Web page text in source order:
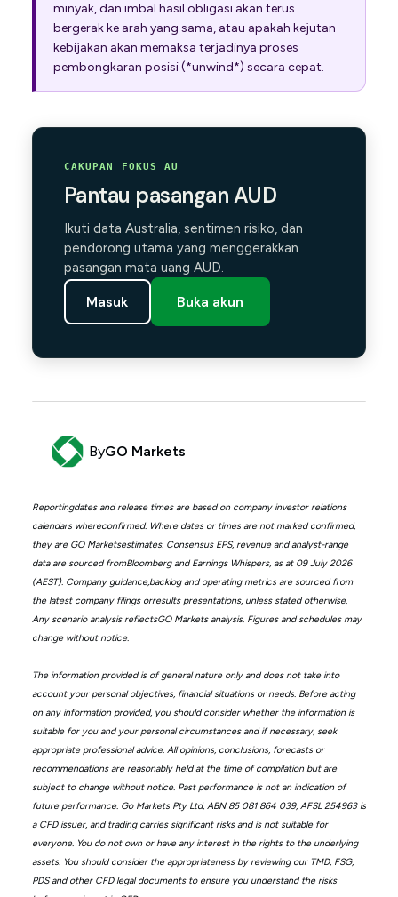
minyak, dan imbal hasil obligasi akan terus
bergerak ke arah yang sama, atau apakah kejutan
kebijakan akan memaksa terjadinya proses
pembongkaran posisi (*unwind*) secara cepat.
CAKUPAN FOKUS AU
Pantau pasangan AUD
Ikuti data Australia, sentimen risiko, dan
pendorong utama yang menggerakkan
pasangan mata uang AUD.
Masuk Buka akun
ByGO Markets
Reportingdates and release times are based on company investor relations
calendars whereconfirmed. Where dates or times are not marked confirmed,
they are GO Marketsestimates. Consensus EPS, revenue and analyst-range
data are sourced fromBloomberg and Earnings Whispers, as at 09 July 2026
(AEST). Company guidance,backlog and operating metrics are sourced from
the latest company filings orresults presentations, unless stated otherwise.
Any scenario analysis reflectsGO Markets analysis. Figures and schedules may
change without notice.
The information provided is of general nature only and does not take into
account your personal objectives, financial situations or needs. Before acting
on any information provided, you should consider whether the information is
suitable for you and your personal circumstances and if necessary, seek
appropriate professional advice. All opinions, conclusions, forecasts or
recommendations are reasonably held at the time of compilation but are
subject to change without notice. Past performance is not an indication of
future performance. Go Markets Pty Ltd, ABN 85 081 864 039, AFSL 254963 is
a CFD issuer, and trading carries significant risks and is not suitable for
everyone. You do not own or have any interest in the rights to the underlying
assets. You should consider the appropriateness by reviewing our TMD, FSG,
PDS and other CFD legal documents to ensure you understand the risks